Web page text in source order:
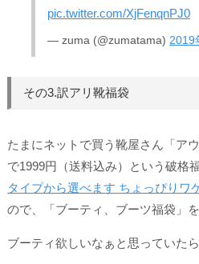
pic.twitter.com/XjFenqnPJ0
— zuma (@zumatama) 2019
その3.訳アリ靴福袋
たまにネットで買う靴屋さん「ア
で1999円（送料込み）という破格
タイプから選べます ちょっぴりワ
ので、「ブーティ、ブーツ福袋」
ブーティ欲しいなぁと思っていた